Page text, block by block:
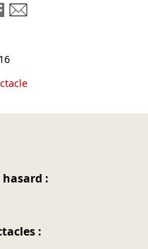
LinkedIn
sur Mastodon
sur Bluesky
Partager sur Facebook
:
: